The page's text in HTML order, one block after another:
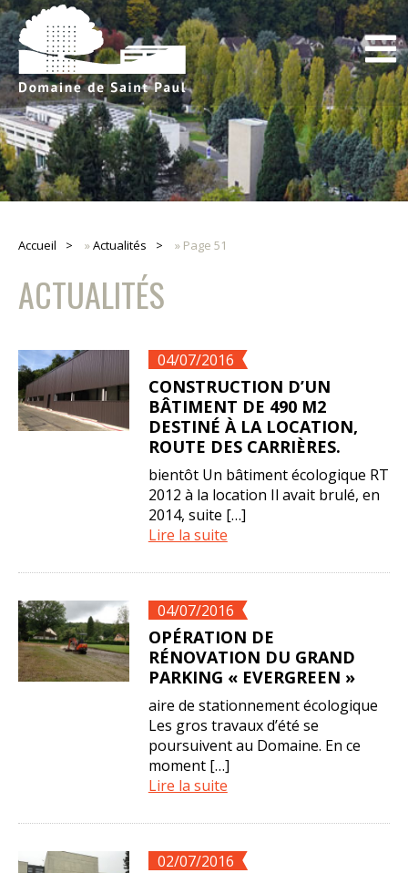
Accueil »Actualités » Page 51
ACTUALITÉS
04/07/2016
CONSTRUCTION D’UN
BÂTIMENT DE 490 M2
DESTINÉ À LA LOCATION,
ROUTE DES CARRIÈRES.
bientôt Un bâtiment écologique RT
2012 à la location Il avait brulé, en
2014, suite […]
Lire la suite
04/07/2016
OPÉRATION DE
RÉNOVATION DU GRAND
PARKING « EVERGREEN »
aire de stationnement écologique
Les gros travaux d’été se
poursuivent au Domaine. En ce
moment […]
Lire la suite
02/07/2016